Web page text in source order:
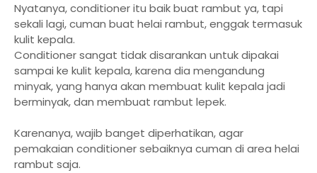
Nyatanya, conditioner itu baik buat rambut ya, tapi
sekali lagi, cuman buat helai rambut, enggak termasuk
kulit kepala.
Conditioner sangat tidak disarankan untuk dipakai
sampai ke kulit kepala, karena dia mengandung
minyak, yang hanya akan membuat kulit kepala jadi
berminyak, dan membuat rambut lepek.
Karenanya, wajib banget diperhatikan, agar
pemakaian conditioner sebaiknya cuman di area helai
rambut saja.